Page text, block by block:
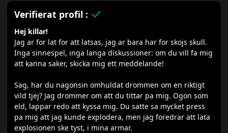
Verifierat profil :
Hej killar!
Jag ar for lat for att latsas, jag ar bara har for skojs skull.
Inga sinnespel, inga langa diskussioner: om du vill fa mig
att kanna saker, skicka mig ett meddelande!
Sag, har du nagonsin omhuldat drommen om en riktigt
vild tjej? Jag drommer om att du tittar pa mig. Ogon som
eld, lappar redo att kyssa mig. Du satte sa mycket press
pa mig att jag kunde explodera, men jag foredrar att lata
explosionen ske tyst, i mina armar.